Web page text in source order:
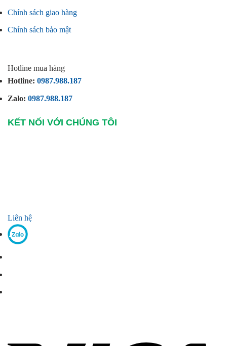
Chính sách giao hàng
Chính sách bảo mật
Hotline mua hàng
Hotline: 0987.988.187
Zalo: 0987.988.187
KẾT NỐI VỚI CHÚNG TÔI
Liên hệ